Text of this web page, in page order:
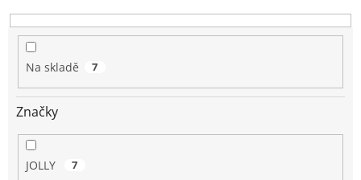
u
Na skladě 7
Značky
JOLLY 7